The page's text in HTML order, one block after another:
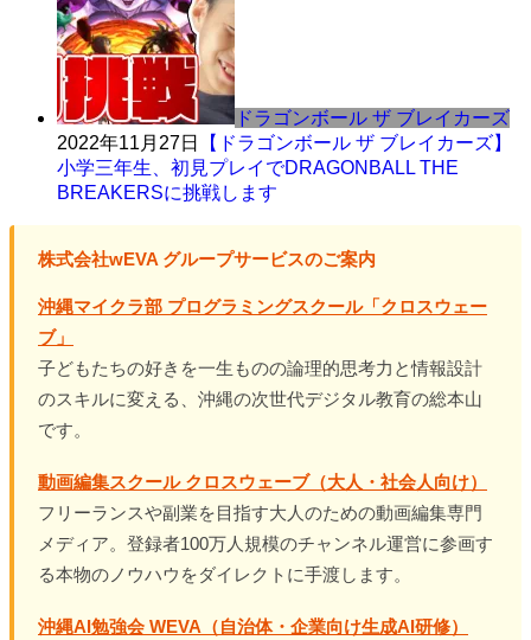
ドラゴンボール ザ ブレイカーズ
2022年11月27日
【ドラゴンボール ザ ブレイカーズ】
小学三年生、初見プレイでDRAGONBALL THE
BREAKERSに挑戦します
株式会社wEVA グループサービスのご案内
沖縄マイクラ部 プログラミングスクール「クロスウェー
ブ」
子どもたちの好きを一生ものの論理的思考力と情報設計
のスキルに変える、沖縄の次世代デジタル教育の総本山
です。
動画編集スクール クロスウェーブ（大人・社会人向け）
フリーランスや副業を目指す大人のための動画編集専門
メディア。登録者100万人規模のチャンネル運営に参画す
る本物のノウハウをダイレクトに手渡します。
沖縄AI勉強会 WEVA（自治体・企業向け生成AI研修）